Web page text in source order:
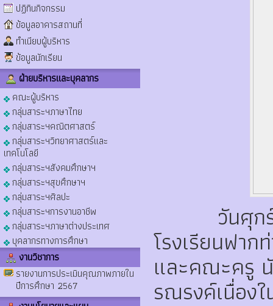
ปฏิทินกิจกรรม
ข้อมูลอาคารสถานที่
ทำเนียบผู้บริหาร
ข้อมูลนักเรียน
ฝ่ายบริหารและบุคลากร
คณะผู้บริหาร
กลุ่มสาระฯภาษาไทย
กลุ่มสาระฯคณิตศาสตร์
กลุ่มสาระฯวิทยาศาสตร์และ
เทคโนโลยี
กลุ่มสาระฯสังคมศึกษาฯ
กลุ่มสาระฯสุขศึกษาฯ
กลุ่มสาระฯศิลปะ
กลุ่มสาระฯการงานอาชีพ
กลุ่มสาระฯภาษาต่างประเทศ
บุคลากรทางการศึกษา
งานวิชาการ
รายงานการประเมินคุณภาพภายใน
ปีการศึกษา 2567
วันศุกร์ที่
โรงเรียนฟา
และคณะครู นั
รณรงค์เนื่อง